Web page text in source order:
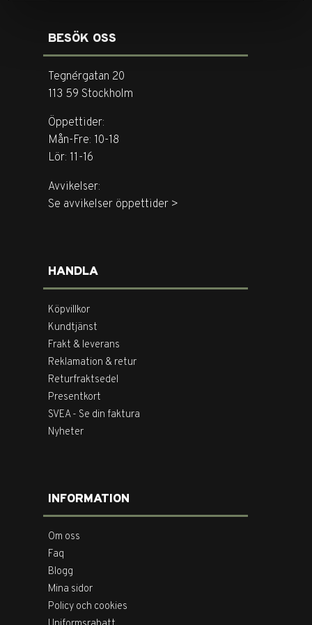
BESÖK OSS
Tegnérgatan 20
113 59 Stockholm
Öppettider:
Mån-Fre: 10-18
Lör: 11-16
Avvikelser:
Se avvikelser öppettider >
HANDLA
Köpvillkor
Kundtjänst
Frakt & leverans
Reklamation & retur
Returfraktsedel
Presentkort
SVEA - Se din faktura
Nyheter
INFORMATION
Om oss
Faq
Blogg
Mina sidor
Policy och cookies